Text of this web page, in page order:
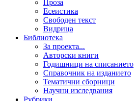
Проза
Есеистика
Свободен текст
Видрица
Библиотека
За проекта...
Авторски книги
Годишници на списанието
Справочник на изданието
Тематични сборници
Научни изследвания
Рубрики